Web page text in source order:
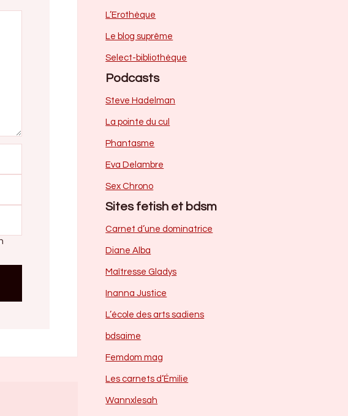
L’Erothèque
Le blog suprême
Select-bibliothèque
Podcasts
Steve Hadelman
La pointe du cul
Phantasme
Eva Delambre
Sex Chrono
Sites fetish et bdsm
Carnet d’une dominatrice
Diane Alba
Maîtresse Gladys
Inanna Justice
L’école des arts sadiens
bdsaime
Femdom mag
Les carnets d’Émilie
Wannxlesah